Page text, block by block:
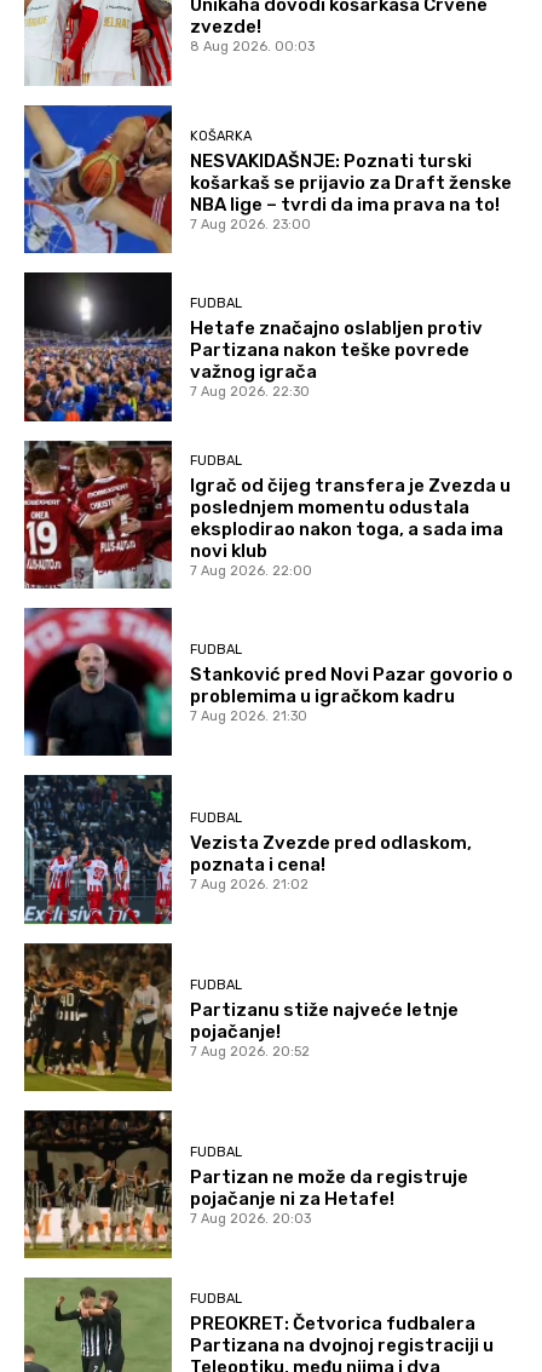
zvezde!
8 Aug 2026. 00:03
KOŠARKA
NESVAKIDAŠNJE: Poznati turski
košarkaš se prijavio za Draft ženske
NBA lige – tvrdi da ima prava na to!
7 Aug 2026. 23:00
FUDBAL
Hetafe značajno oslabljen protiv
Partizana nakon teške povrede
važnog igrača
7 Aug 2026. 22:30
FUDBAL
Igrač od čijeg transfera je Zvezda u
poslednjem momentu odustala
eksplodirao nakon toga, a sada ima
novi klub
7 Aug 2026. 22:00
FUDBAL
Stanković pred Novi Pazar govorio o
problemima u igračkom kadru
7 Aug 2026. 21:30
FUDBAL
Vezista Zvezde pred odlaskom,
poznata i cena!
7 Aug 2026. 21:02
FUDBAL
Partizanu stiže najveće letnje
pojačanje!
7 Aug 2026. 20:52
FUDBAL
Partizan ne može da registruje
pojačanje ni za Hetafe!
7 Aug 2026. 20:03
FUDBAL
PREOKRET: Četvorica fudbalera
Partizana na dvojnoj registraciji u
Teleoptiku, među njima i dva